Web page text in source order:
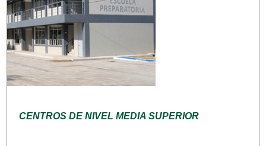
CENTROS DE NIVEL MEDIA SUPERIOR